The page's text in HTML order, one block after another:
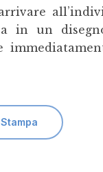
in un